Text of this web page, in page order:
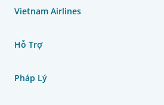
Vietnam Airlines
Hỗ Trợ
Pháp Lý